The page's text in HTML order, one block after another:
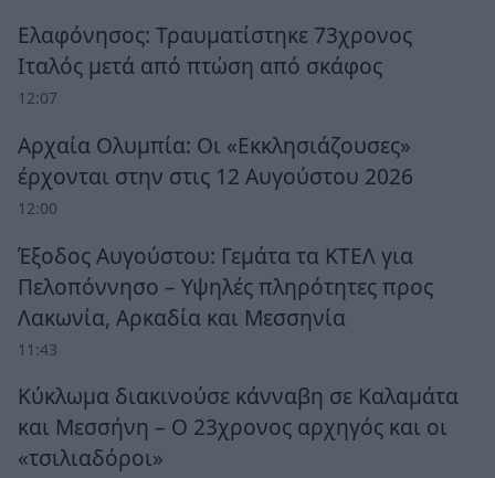
Ελαφόνησος: Τραυματίστηκε 73χρονος
Ιταλός μετά από πτώση από σκάφος
12:07
Αρχαία Ολυμπία: Οι «Εκκλησιάζουσες»
έρχονται στην στις 12 Αυγούστου 2026
12:00
Έξοδος Αυγούστου: Γεμάτα τα ΚΤΕΛ για
Πελοπόννησο – Υψηλές πληρότητες προς
Λακωνία, Αρκαδία και Μεσσηνία
11:43
Κύκλωμα διακινούσε κάνναβη σε Καλαμάτα
και Μεσσήνη – Ο 23χρονος αρχηγός και οι
«τσιλιαδόροι»